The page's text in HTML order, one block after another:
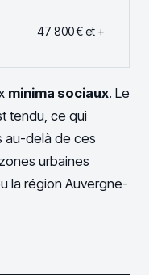
47 800 € et +
minima sociaux. Le
tendu, ce qui
au-delà de ces
urbaines
la région Auvergne-